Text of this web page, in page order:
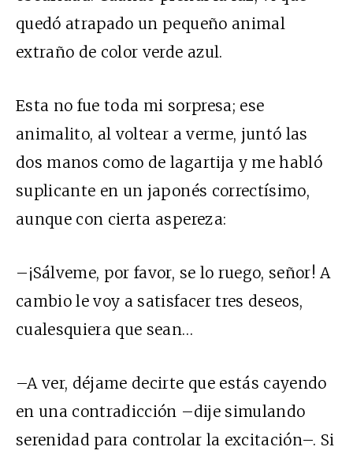
quedó atrapado un pequeño animal
extraño de color verde azul.
Esta no fue toda mi sorpresa; ese
animalito, al voltear a verme, juntó las
dos manos como de lagartija y me habló
suplicante en un japonés correctísimo,
aunque con cierta aspereza:
–¡Sálveme, por favor, se lo ruego, señor! A
cambio le voy a satisfacer tres deseos,
cualesquiera que sean…
–A ver, déjame decirte que estás cayendo
en una contradicción –dije simulando
serenidad para controlar la excitación–. Si